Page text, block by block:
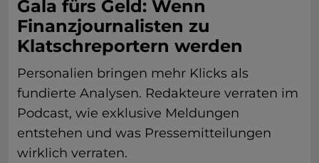
Gala fürs Geld: Wenn
Finanzjournalisten zu
Klatschreportern werden
Personalien bringen mehr Klicks als
fundierte Analysen. Redakteure verraten im
Podcast, wie exklusive Meldungen
entstehen und was Pressemitteilungen
wirklich verraten.